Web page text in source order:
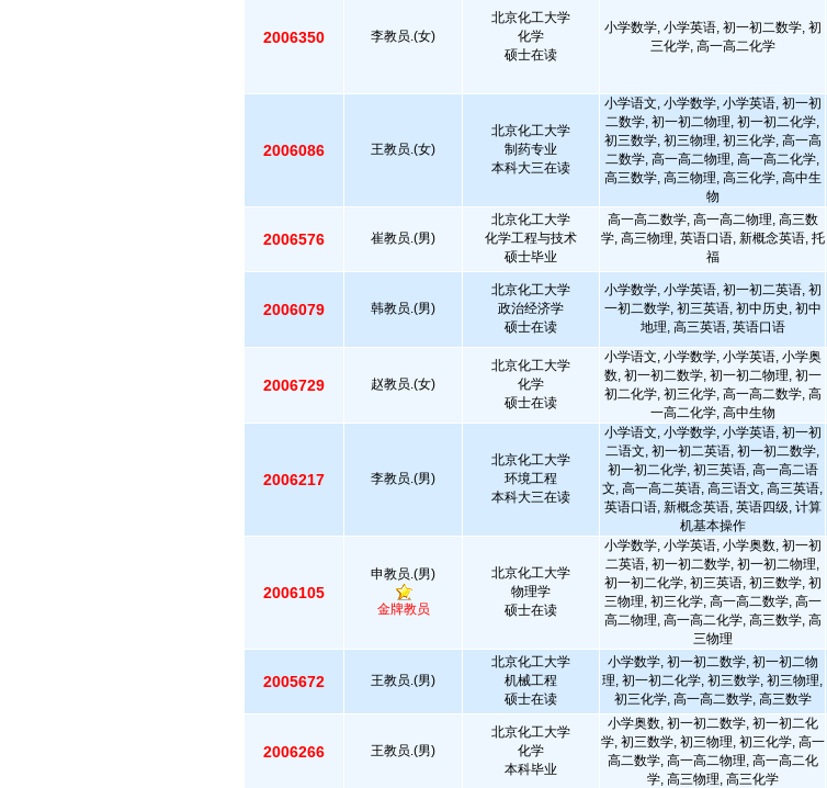
2006350 李教员.(女)
北京化工大学
化学
硕士在读
小学数学, 小学英语, 初一初二数学, 初
三化学, 高一高二化学
2006086 王教员.(女)
北京化工大学
制药专业
本科大三在读
小学语文, 小学数学, 小学英语, 初一初
二数学, 初一初二物理, 初一初二化学,
初三数学, 初三物理, 初三化学, 高一高
二数学, 高一高二物理, 高一高二化学,
高三数学, 高三物理, 高三化学, 高中生
物
2006576 崔教员.(男)
北京化工大学
化学工程与技术
硕士毕业
高一高二数学, 高一高二物理, 高三数
学, 高三物理, 英语口语, 新概念英语, 托
福
2006079 韩教员.(男)
北京化工大学
政治经济学
硕士在读
小学数学, 小学英语, 初一初二英语, 初
一初二数学, 初三英语, 初中历史, 初中
地理, 高三英语, 英语口语
2006729 赵教员.(女)
北京化工大学
化学
硕士在读
小学语文, 小学数学, 小学英语, 小学奥
数, 初一初二数学, 初一初二物理, 初一
初二化学, 初三化学, 高一高二数学, 高
一高二化学, 高中生物
2006217 李教员.(男)
北京化工大学
环境工程
本科大三在读
小学语文, 小学数学, 小学英语, 初一初
二语文, 初一初二英语, 初一初二数学,
初一初二化学, 初三英语, 高一高二语
文, 高一高二英语, 高三语文, 高三英语,
英语口语, 新概念英语, 英语四级, 计算
机基本操作
2006105
申教员.(男)
金牌教员
北京化工大学
物理学
硕士在读
小学数学, 小学英语, 小学奥数, 初一初
二英语, 初一初二数学, 初一初二物理,
初一初二化学, 初三英语, 初三数学, 初
三物理, 初三化学, 高一高二数学, 高一
高二物理, 高一高二化学, 高三数学, 高
三物理
2005672 王教员.(男)
北京化工大学
机械工程
硕士在读
小学数学, 初一初二数学, 初一初二物
理, 初一初二化学, 初三数学, 初三物理,
初三化学, 高一高二数学, 高三数学
2006266 王教员.(男)
北京化工大学
化学
本科毕业
小学奥数, 初一初二数学, 初一初二化
学, 初三数学, 初三物理, 初三化学, 高一
高二数学, 高一高二物理, 高一高二化
学, 高三物理, 高三化学